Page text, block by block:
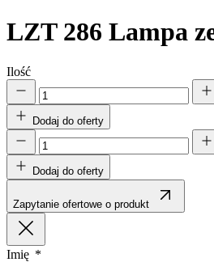
LZT 286 Lampa
Ilość
Dodaj do oferty
Dodaj do oferty
Zapytanie ofertowe o produkt
Imię